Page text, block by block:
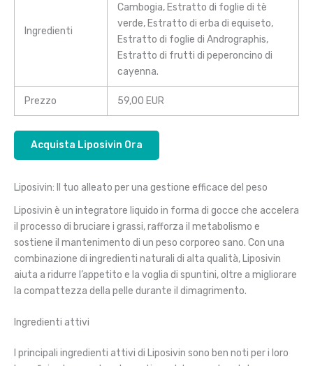
Ingredienti
Cambogia, Estratto di foglie di tè
verde, Estratto di erba di equiseto,
Estratto di foglie di Andrographis,
Estratto di frutti di peperoncino di
cayenna.
Prezzo 59,00 EUR
Acquista Liposivin Ora
Liposivin: Il tuo alleato per una gestione efficace del peso
Liposivin è un integratore liquido in forma di gocce che accelera
il processo di bruciare i grassi, rafforza il metabolismo e
sostiene il mantenimento di un peso corporeo sano. Con una
combinazione di ingredienti naturali di alta qualità, Liposivin
aiuta a ridurre l’appetito e la voglia di spuntini, oltre a migliorare
la compattezza della pelle durante il dimagrimento.
Ingredienti attivi
I principali ingredienti attivi di Liposivin sono ben noti per i loro